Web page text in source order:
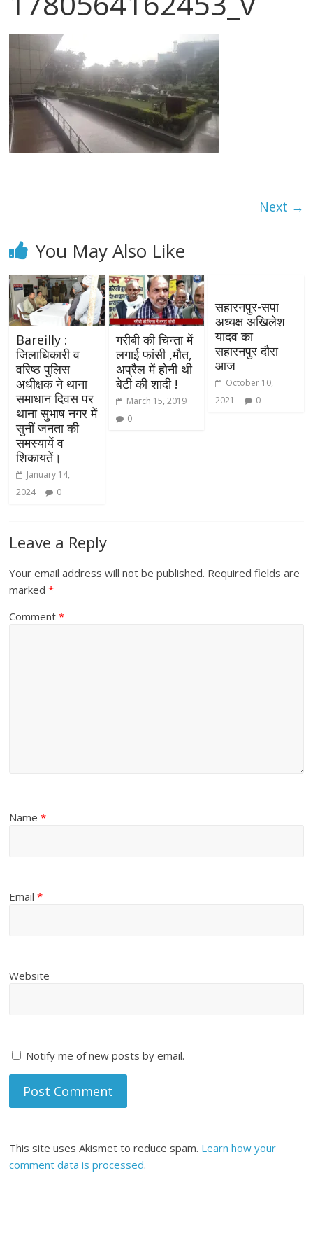
Next →
You May Also Like
Bareilly :
जिलाधिकारी व
वरिष्ठ पुलिस
अधीक्षक ने थाना
समाधान दिवस पर
थाना सुभाष नगर में
सुनीं जनता की
समस्यायें व
शिकायतें।
January 14,
2024
0
गरीबी की चिन्ता में
लगाई फांसी ,मौत,
अप्रैल में होनी थी
बेटी की शादी !
March 15, 2019
0
सहारनपुर-सपा
अध्यक्ष अखिलेश
यादव का
सहारनपुर दौरा
आज
October 10,
2021
0
Leave a Reply
Your email address will not be published. Required fields are
marked*
Comment*
Name*
Email*
Website
Notify me of new posts by email.
This site uses Akismet to reduce spam. Learn how your
comment data is processed.